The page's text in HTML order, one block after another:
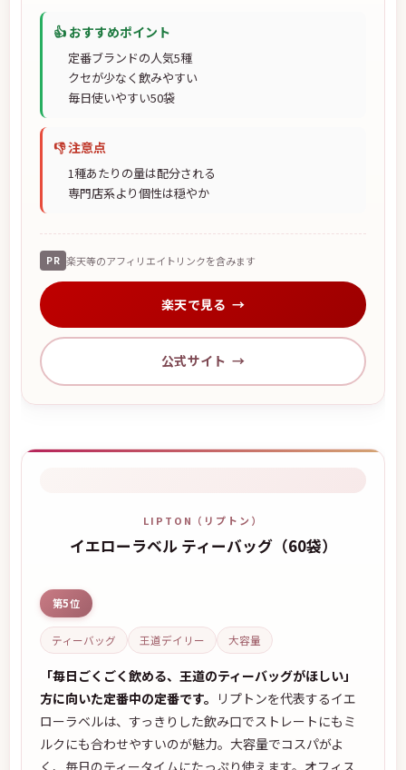
👍 おすすめポイント
定番ブランドの人気5種
クセが少なく飲みやすい
毎日使いやすい50袋
👎 注意点
1種あたりの量は配分される
専門店系より個性は穏やか
PR 楽天等のアフィリエイトリンクを含みます
楽天で見る
公式サイト
LIPTON（リプトン）
イエローラベル ティーバッグ（60袋）
第5位
ティーバッグ 王道デイリー 大容量
「毎日ごくごく飲める、王道のティーバッグがほしい」
方に向いた定番中の定番です。 リプトンを代表するイエ
ローラベルは、すっきりした飲み口でストレートにもミ
ルクにも合わせやすいのが魅力。大容量でコスパがよ
く、毎日のティータイムにたっぷり使えます。オフィス